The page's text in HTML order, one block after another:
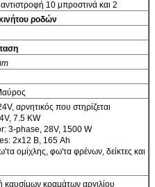
10 μπροστινά και 2
ροδών
αρνητικός που στηρίζεται
7.5 KW
3-phase, 28V, 1500 W
2x12 Β, 165 Ah
ομίχλης, φω'τα φρένων, δείκτες και
καυσίμων κραμάτων αργιλίου